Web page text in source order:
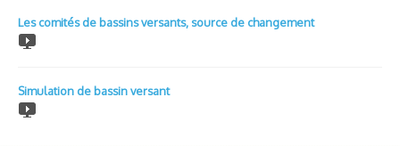
Les comités de bassins versants, source de changement
Simulation de bassin versant